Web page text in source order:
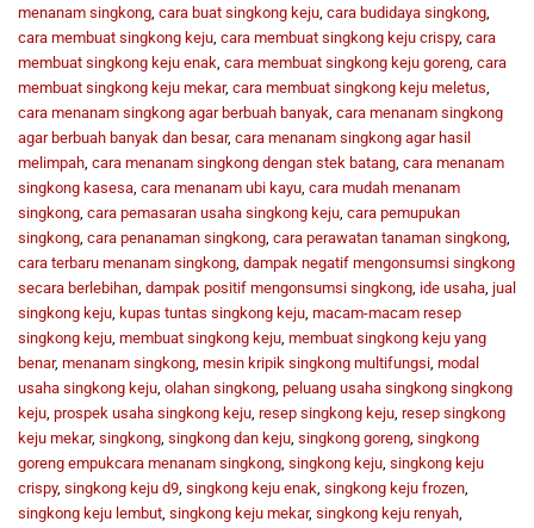
menanam singkong, cara buat singkong keju, cara budidaya singkong,
cara membuat singkong keju, cara membuat singkong keju crispy, cara
membuat singkong keju enak, cara membuat singkong keju goreng, cara
membuat singkong keju mekar, cara membuat singkong keju meletus,
cara menanam singkong agar berbuah banyak, cara menanam singkong
agar berbuah banyak dan besar, cara menanam singkong agar hasil
melimpah, cara menanam singkong dengan stek batang, cara menanam
singkong kasesa, cara menanam ubi kayu, cara mudah menanam
singkong, cara pemasaran usaha singkong keju, cara pemupukan
singkong, cara penanaman singkong, cara perawatan tanaman singkong,
cara terbaru menanam singkong, dampak negatif mengonsumsi singkong
secara berlebihan, dampak positif mengonsumsi singkong, ide usaha, jual
singkong keju, kupas tuntas singkong keju, macam-macam resep
singkong keju, membuat singkong keju, membuat singkong keju yang
benar, menanam singkong, mesin kripik singkong multifungsi, modal
usaha singkong keju, olahan singkong, peluang usaha singkong singkong
keju, prospek usaha singkong keju, resep singkong keju, resep singkong
keju mekar, singkong, singkong dan keju, singkong goreng, singkong
goreng empukcara menanam singkong, singkong keju, singkong keju
crispy, singkong keju d9, singkong keju enak, singkong keju frozen,
singkong keju lembut, singkong keju mekar, singkong keju renyah,